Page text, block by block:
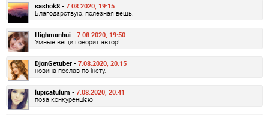
sashok8 - 7.08.2020, 19:15
Благодарствую, полезная вещь.
Highmanhui - 7.08.2020, 19:50
Умные вещи говорит автор!
DjonGetuber - 7.08.2020, 20:15
новина послав по інету.
lupicatulum - 7.08.2020, 20:41
поза конкуренцією